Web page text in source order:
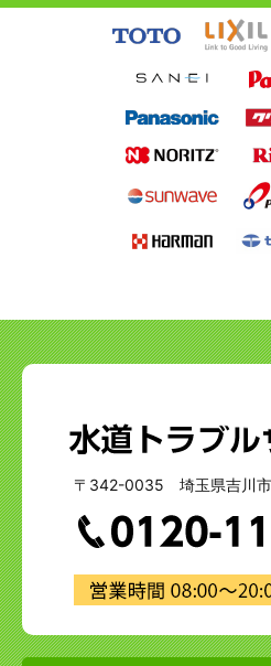
〒342-0035 埼玉県吉川